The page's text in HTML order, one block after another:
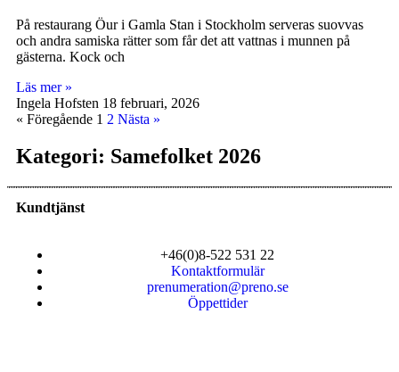
På restaurang Öur i Gamla Stan i Stockholm serveras suovvas
och andra samiska rätter som får det att vattnas i munnen på
gästerna. Kock och
Läs mer »
Ingela Hofsten 18 februari, 2026
« Föregående 1 2 Nästa »
Kategori: Samefolket 2026
Kundtjänst
+46(0)8-522 531 22
Kontaktformulär
prenumeration@preno.se
Öppettider